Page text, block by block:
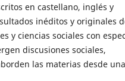
en castellano, inglés y
inéditos y originales
y ciencias sociales con
discusiones sociales,
las materias desde una